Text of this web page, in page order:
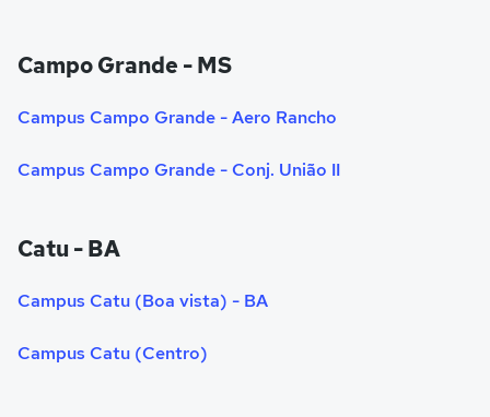
Campo Grande - MS
Campus Campo Grande - Aero Rancho
Campus Campo Grande - Conj. União II
Catu - BA
Campus Catu (Boa vista) - BA
Campus Catu (Centro)